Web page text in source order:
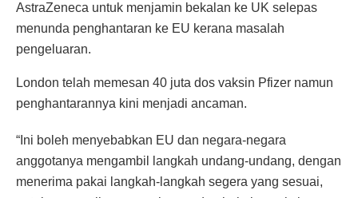
AstraZeneca untuk menjamin bekalan ke UK selepas
menunda penghantaran ke EU kerana masalah
pengeluaran.
London telah memesan 40 juta dos vaksin Pfizer namun
penghantarannya kini menjadi ancaman.
“Ini boleh menyebabkan EU dan negara-negara
anggotanya mengambil langkah undang-undang, dengan
menerima pakai langkah-langkah segera yang sesuai,